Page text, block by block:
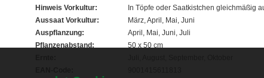
Hinweis Vorkultur:
In Töpfe oder Saatkistchen gleichmäßig
Aussaat Vorkultur:
März, April, Mai, Juni
Auspflanzung:
April, Mai, Juni, Juli
Pflanzenabstand:
50 x 50 cm